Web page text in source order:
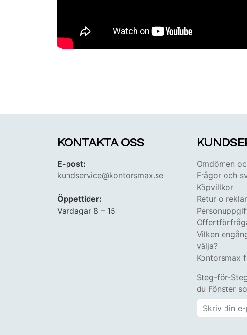
KONTAKTA OSS
E-post:
kundservice@kontorsmax.se
Öppettider:
Vardagar 8 – 15
Omdömen
Frågor och
Köpvillkor
Retur o
Vilken
välja?
Kontorsmax
Steg-för-
du Fönster